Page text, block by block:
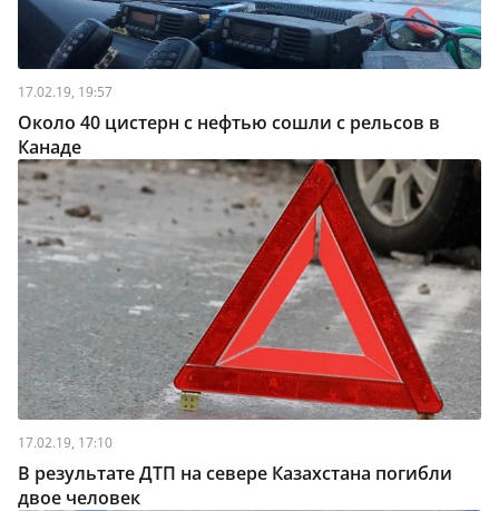
17.02.19, 19:57
Около 40 цистерн с нефтью сошли с рельсов в
Канаде
17.02.19, 17:10
В результате ДТП на севере Казахстана погибли
двое человек